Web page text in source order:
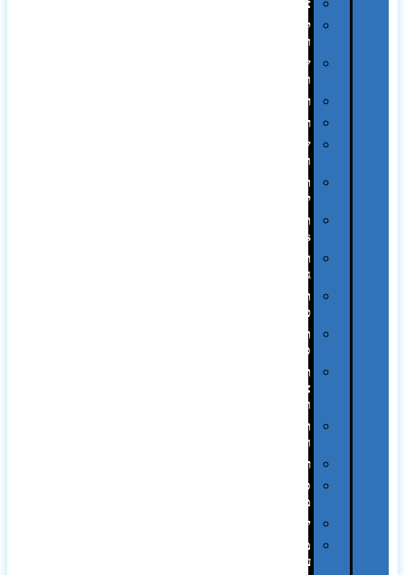
צידניות
קמפינג
ושטח
שלוקרים
ומידניות
רטרו
רכב
שעונים
ומסגרות
תיקים
לכנסים
תיקי
Swiss
תיקי
גב
תיקי
טיולים
תיקי
ספורט
תיקי
צד
ומכתביות
תערוכות
וכנסים
רמקולים
סוכריות
ממותגות
יודאיקה
מארזי
עטים